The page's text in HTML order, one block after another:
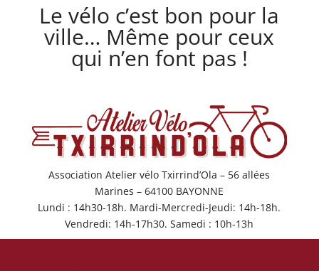
Le vélo c’est bon pour la
ville… Même pour ceux
qui n’en font pas !
Association Atelier vélo Txirrind’Ola – 56 allées
Marines – 64100 BAYONNE
Lundi : 14h30-18h. Mardi-Mercredi-Jeudi: 14h-18h.
Vendredi: 14h-17h30. Samedi : 10h-13h